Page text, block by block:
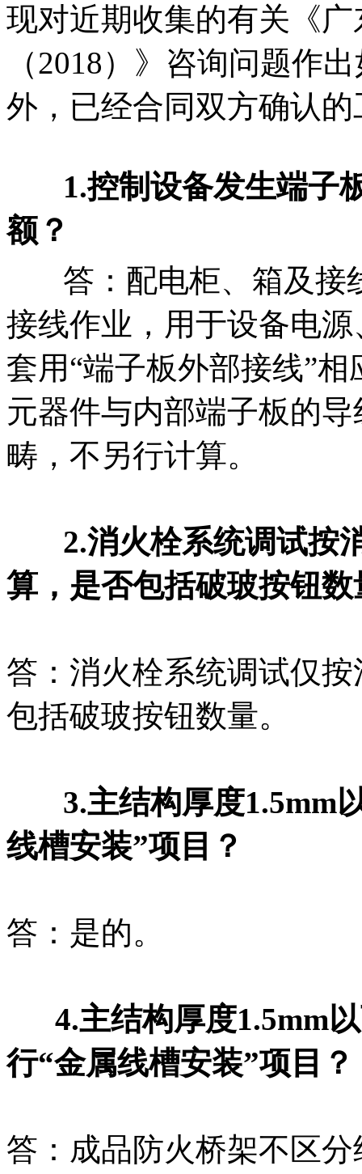
现对近期收集的有关《
（2018）》咨询问题作
外，已经合同双方确认
1.控制设备发生端子
额？
答：配电柜、箱及接
接线作业，用于设备电
套用“端子板外部接线”
元器件与内部端子板的
畴，不另行计算。
2.消火栓系统调试按
算，是否包括破玻按钮数
答：消火栓系统调试仅
包括破玻按钮数量。
3.主结构厚度1.5mm
线槽安装”项目？
答：是的。
4.主结构厚度1.5mm以
行“金属线槽安装”项目？
答：成品防火桥架不区